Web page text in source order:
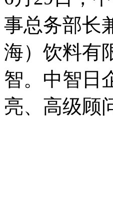
事总务部长
海）饮料有
智。中智日
亮、高级顾